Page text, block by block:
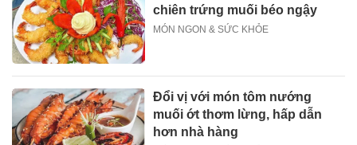
chiên trứng muối béo ngậy
MÓN NGON & SỨC KHỎE
Đổi vị với món tôm nướng
muối ớt thơm lừng, hấp dẫn
hơn nhà hàng